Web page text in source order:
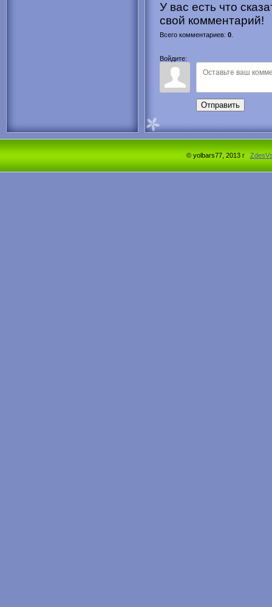
У вас есть что
свой комментарий!
Всего комментариев: 0
Войдите:
Отправить
© yolbars77, 2013 г